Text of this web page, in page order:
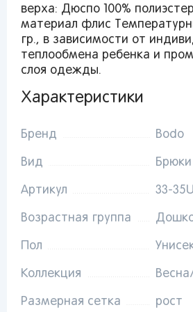
верха: Дюспо 100%
материал флис
гр., в зависимости от
теплообмена ребенка и
слоя одежды.
Характеристики
Бренд Bodo
Вид
Артикул 33-35U
Возрастная группа
Пол
Коллекция
Размерная сетка рост
От выбранного региона зависят
способы доставки, их стоимость
Петербург
Липецк
Ростов-на-
Астрахань